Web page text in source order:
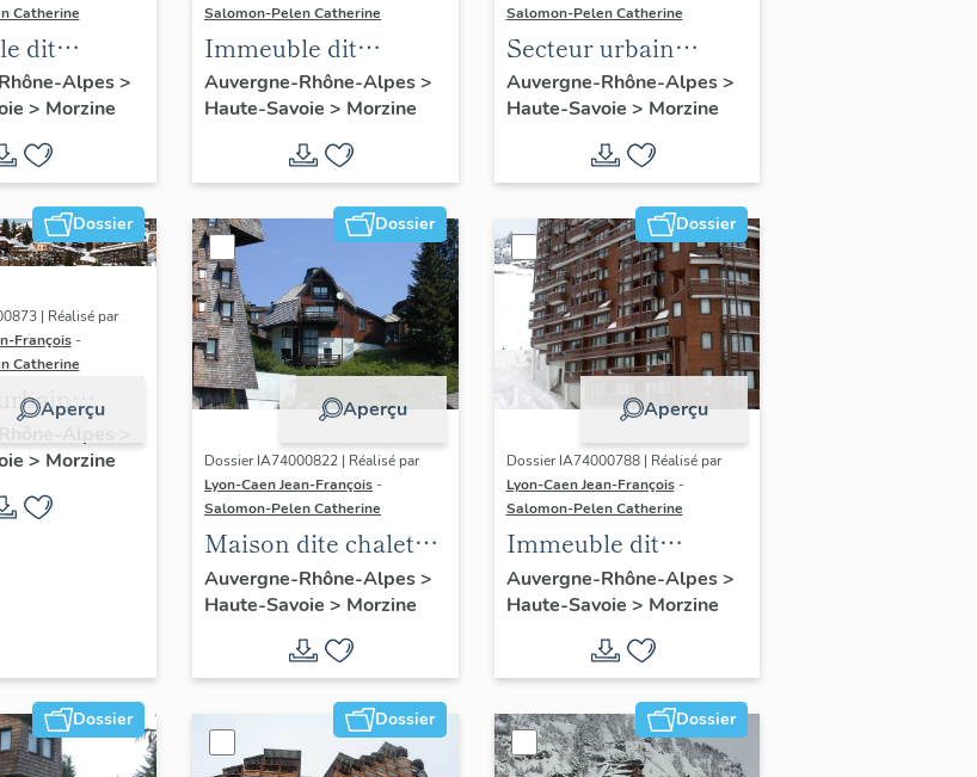
Catherine
dit
le Saskia 3
Alpes>
> Morzine
Salomon-Pelen Catherine
Immeuble dit
résidence le Sirius A,
puis résidence Aster
Auvergne-Rhône-Alpes>
Haute-Savoie > Morzine
Salomon-Pelen Catherine
Secteur urbain
concerté : quartier de
la Falaise
Auvergne-Rhône-Alpes>
Haute-Savoie > Morzine
Dossier
Aperçu
| Réalisé par
François -
Catherine
quartier
Alpes
> Morzine
Dossier
Aperçu
Dossier IA74000822 | Réalisé par
Lyon-Caen Jean-François -
Salomon-Pelen Catherine
Maison dite chalet
Mahonia
Auvergne-Rhône-Alpes>
Haute-Savoie > Morzine
Dossier
Aperçu
Dossier IA74000788 | Réalisé par
Lyon-Caen Jean-François -
Salomon-Pelen Catherine
Immeuble dit
résidence Alpage 1
Auvergne-Rhône-Alpes>
Haute-Savoie > Morzine
Dossier Dossier Dossier